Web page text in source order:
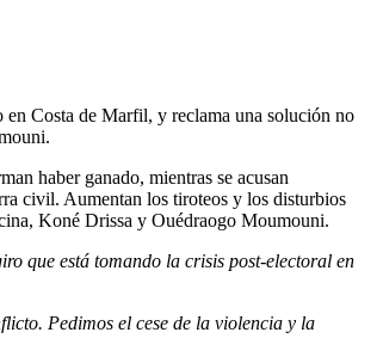
en Costa de Marfil, y reclama una solución no
haber ganado, mientras se acusan
civil. Aumentan los tiroteos y los disturbios
Koné Drissa y Ouédraogo Moumouni.
que está tomando la crisis post-electoral en
Pedimos el cese de la violencia y la